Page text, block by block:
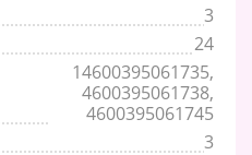
3
24
14600395061735,
4600395061738,
4600395061745
3